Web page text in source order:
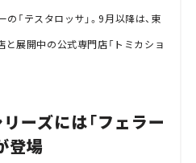
「テスタロッサ」。9月以降は、東
と展開中の公式専門店「トミカショ
ーズには「フェラー
登場